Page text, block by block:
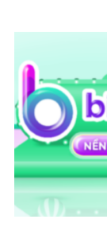
Xu hướng
công nước
thương hiệu
6 Sự kiện
thương hiệu
Cửa Hàng
Kim Thành
Thương Hiệu